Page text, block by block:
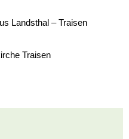
Landsthal – Traisen
Traisen